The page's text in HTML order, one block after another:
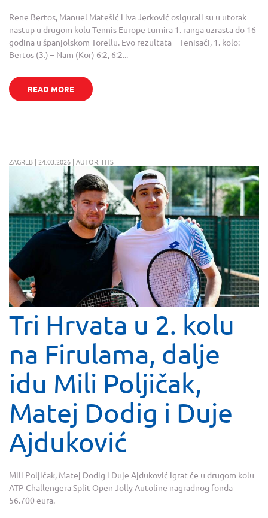
Rene Bertos, Manuel Matešić i iva Jerković osigurali su u utorak
nastup u drugom kolu Tennis Europe turnira 1. ranga uzrasta do 16
godina u španjolskom Torellu. Evo rezultata – Tenisači, 1. kolo:
Bertos (3.) – Nam (Kor) 6:2, 6:2...
READ MORE
ZAGREB | 24.03.2026 | AUTOR: HTS
Tri Hrvata u 2. kolu
na Firulama, dalje
idu Mili Poljičak,
Matej Dodig i Duje
Ajduković
Mili Poljičak, Matej Dodig i Duje Ajduković igrat će u drugom kolu
ATP Challengera Split Open Jolly Autoline nagradnog fonda
56.700 eura.